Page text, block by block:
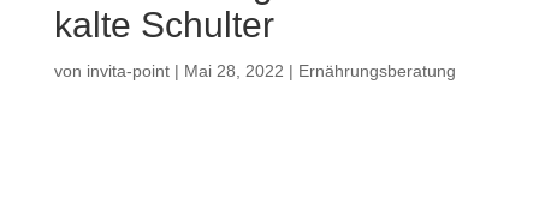
kalte Schulter
von invita-point| Mai 28, 2022 | Ernährungsberatung